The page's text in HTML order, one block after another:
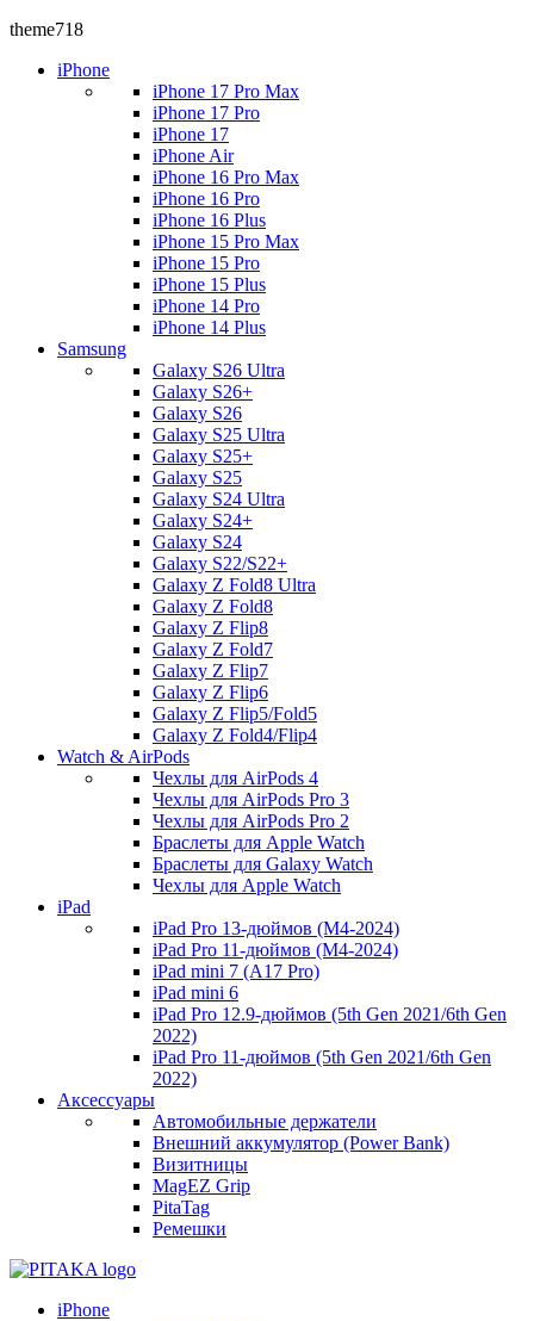
theme718
iPhone
iPhone 17 Pro Max
iPhone 17 Pro
iPhone 17
iPhone Air
iPhone 16 Pro Max
iPhone 16 Pro
iPhone 16 Plus
iPhone 15 Pro Max
iPhone 15 Pro
iPhone 15 Plus
iPhone 14 Pro
iPhone 14 Plus
Samsung
Galaxy S26 Ultra
Galaxy S26+
Galaxy S26
Galaxy S25 Ultra
Galaxy S25+
Galaxy S25
Galaxy S24 Ultra
Galaxy S24+
Galaxy S24
Galaxy S22/S22+
Galaxy Z Fold8 Ultra
Galaxy Z Fold8
Galaxy Z Flip8
Galaxy Z Fold7
Galaxy Z Flip7
Galaxy Z Flip6
Galaxy Z Flip5/Fold5
Galaxy Z Fold4/Flip4
Watch & AirPods
Чехлы для AirPods 4
Чехлы для AirPods Pro 3
Чехлы для AirPods Pro 2
Браслеты для Apple Watch
Браслеты для Galaxy Watch
Чехлы для Apple Watch
iPad
iPad Pro 13-дюймов (M4-2024)
iPad Pro 11-дюймов (M4-2024)
iPad mini 7 (A17 Pro)
iPad mini 6
iPad Pro 12.9-дюймов (5th Gen 2021/6th Gen
2022)
iPad Pro 11-дюймов (5th Gen 2021/6th Gen
2022)
Аксессуары
Автомобильные держатели
Внешний аккумулятор (Power Bank)
Визитницы
MagEZ Grip
PitaTag
Ремешки
iPhone